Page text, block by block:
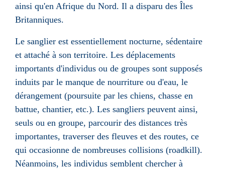
ainsi qu'en Afrique du Nord. Il a disparu des Îles
Britanniques.
Le sanglier est essentiellement nocturne, sédentaire
et attaché à son territoire. Les déplacements
importants d'individus ou de groupes sont supposés
induits par le manque de nourriture ou d'eau, le
dérangement (poursuite par les chiens, chasse en
battue, chantier, etc.). Les sangliers peuvent ainsi,
seuls ou en groupe, parcourir des distances très
importantes, traverser des fleuves et des routes, ce
qui occasionne de nombreuses collisions (roadkill).
Néanmoins, les individus semblent chercher à